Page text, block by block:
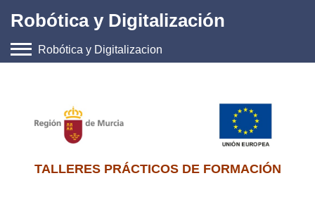
Robótica y Digitalización
Robótica y Digitalizacion
Noticias
Formación
Agenda
TALLERES PRÁCTICOS DE FORMACIÓN